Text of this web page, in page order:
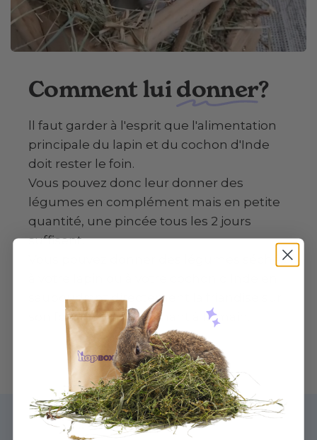
Comment luidonner?
ll faut garder à l'esprit que l'alimentation
principale du lapin et du cochon d'Inde
doit rester le foin.
Vous pouvez donc leur donner des
légumes en complément mais en petite
quantité, une pincée tous les 2 jours
suffisent.
Vous pouvez donner des légumes séchés
saupoudrant directement la friandise sur
son foin ou en lui donnant à la main.